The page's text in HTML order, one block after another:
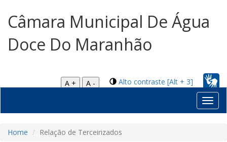
Câmara Municipal De Água
Doce Do Maranhão
Alto contraste [Alt + 3]
A +
A -
Home Relação de Terceirizados